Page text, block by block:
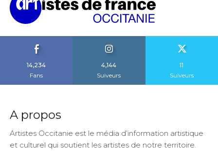
14,234
Fans
4,144
Suiveurs
11
Suiveurs
A propos
Artistes Occitanie est le média d’information artistique
et culturel qui soutient les artistes de notre territoire.